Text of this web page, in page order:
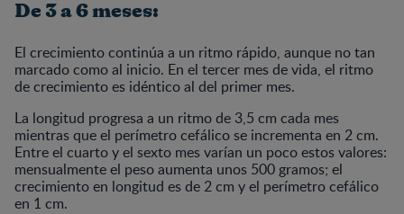
De 3 a 6 meses:
El crecimiento continúa a un ritmo rápido, aunque no tan
marcado como al inicio. En el tercer mes de vida, el ritmo
de crecimiento es idéntico al del primer mes.
La longitud progresa a un ritmo de 3,5 cm cada mes
mientras que el perímetro cefálico se incrementa en 2 cm.
Entre el cuarto y el sexto mes varían un poco estos valores:
mensualmente el peso aumenta unos 500 gramos; el
crecimiento en longitud es de 2 cm y el perímetro cefálico
en 1 cm.